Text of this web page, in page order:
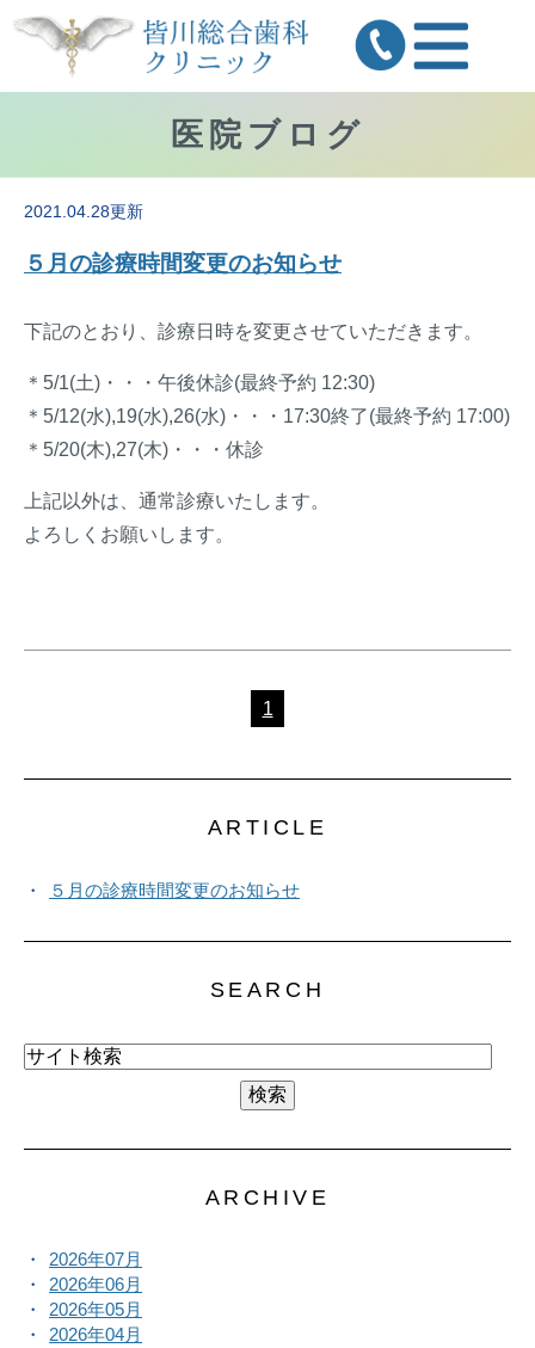
医院ブログ
2021.04.28更新
５月の診療時間変更のお知らせ
下記のとおり、診療日時を変更させていただきます。
＊5/1(土)・・・午後休診(最終予約 12:30)
＊5/12(水),19(水),26(水)・・・17:30終了(最終予約 17:00)
＊5/20(木),27(木)・・・休診
上記以外は、通常診療いたします。
よろしくお願いします。
1
ARTICLE
５月の診療時間変更のお知らせ
SEARCH
ARCHIVE
2026年07月
2026年06月
2026年05月
2026年04月